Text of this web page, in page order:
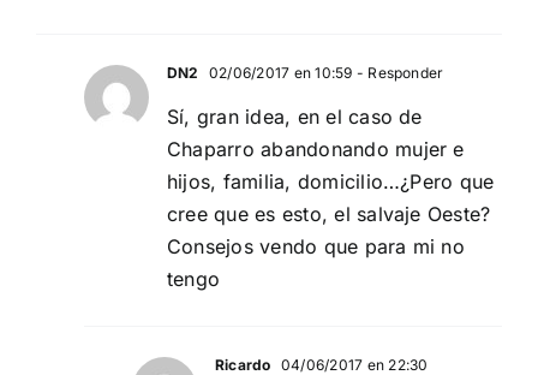
DN2 02/06/2017 en 10:59 - Responder
Sí, gran idea, en el caso de
Chaparro abandonando mujer e
hijos, familia, domicilio…¿Pero que
cree que es esto, el salvaje Oeste?
Consejos vendo que para mi no
tengo
Ricardo 04/06/2017 en 22:30